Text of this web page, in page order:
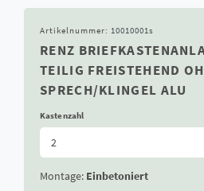
Artikelnummer: 10010001s
RENZ
TEILIG FREISTEHEND
SPRECH/KLINGEL ALU
Kastenzahl
Montage: Einbetoniert